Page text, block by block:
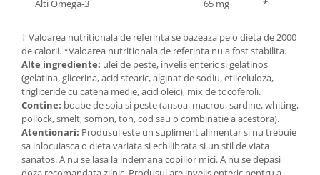
Alti Omega-3 65 mg *
† Valoarea nutritionala de referinta se bazeaza pe o dieta de 2000
de calorii. *Valoarea nutritionala de referinta nu a fost stabilita.
Alte ingrediente: ulei de peste, invelis enteric si gelatinos
(gelatina, glicerina, acid stearic, alginat de sodiu, etilceluloza,
trigliceride cu catena medie, acid oleic), mix de tocoferoli.
Contine: boabe de soia si peste (ansoa, macrou, sardine, whiting,
pollock, smelt, somon, ton, cod sau o combinatie a acestora).
Atentionari: Produsul este un supliment alimentar si nu trebuie
sa inlocuiasca o dieta variata si echilibrata si un stil de viata
sanatos. A nu se lasa la indemana copiilor mici. A nu se depasi